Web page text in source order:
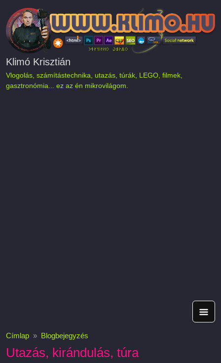
Klimó Krisztián
Vlogolás, számítástechnika, utazás, túrák, LEGO, filmek,
gasztronómia... ez az én mikrovilágom.
Címlap Blogbejegyzés
Utazás, kirándulás, túra